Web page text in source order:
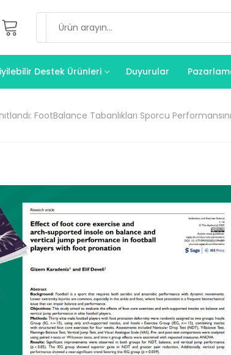
Search
Destek Ürünleri Duyurular
FootBalance Tabanlıkları Sporcu Performansını